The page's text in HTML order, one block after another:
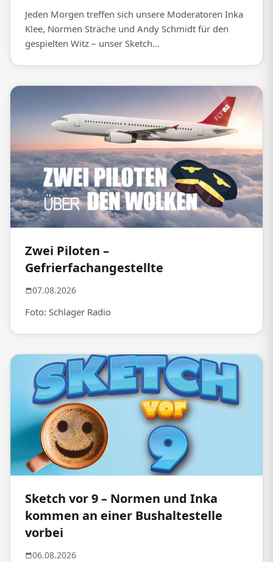
Jeden Morgen treffen sich unsere Moderatoren Inka
Klee, Normen Sträche und Andy Schmidt für den
gespielten Witz – unser Sketch...
Zwei Piloten –
Gefrierfachangestellte
07.08.2026
Foto: Schlager Radio
Sketch vor 9 – Normen und Inka
kommen an einer Bushaltestelle
vorbei
06.08.2026